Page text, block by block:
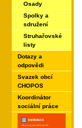
Osady
Spolky a
sdružení
Struhařovské
listy
Dotazy a
odpovědi
Svazek obcí
CHOPOS
Koordinátor
sociální práce